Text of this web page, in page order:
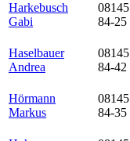
Harkebusch
Gabi
08145
84-25
Haselbauer
Andrea
08145
84-42
Hörmann
Markus
08145
84-35